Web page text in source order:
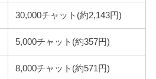
30,000チャット(約2,143円)
5,000チャット(約357円)
8,000チャット(約571円)